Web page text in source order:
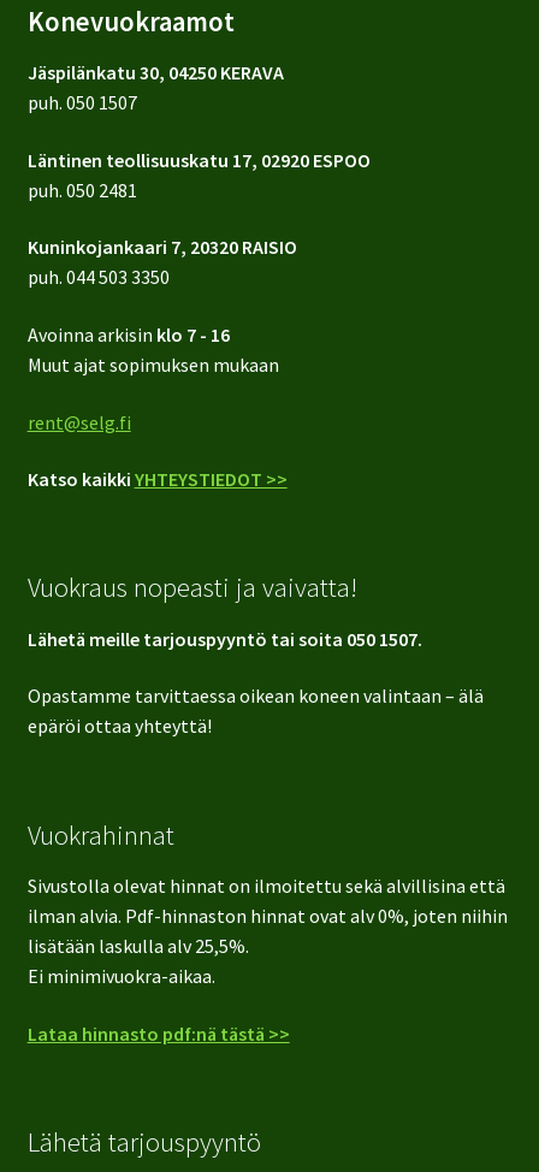
Konevuokraamot
Jäspilänkatu 30, 04250 KERAVA
puh. 050 1507
Läntinen teollisuuskatu 17, 02920 ESPOO
puh. 050 2481
Kuninkojankaari 7, 20320 RAISIO
puh. 044 503 3350
Avoinna arkisin klo 7 - 16
Muut ajat sopimuksen mukaan
rent@selg.fi
Katso kaikki YHTEYSTIEDOT >>
Vuokraus nopeasti ja vaivatta!
Lähetä meille tarjouspyyntö tai soita 050 1507.
Opastamme tarvittaessa oikean koneen valintaan – älä
epäröi ottaa yhteyttä!
Vuokrahinnat
Sivustolla olevat hinnat on ilmoitettu sekä alvillisina että
ilman alvia. Pdf-hinnaston hinnat ovat alv 0%, joten niihin
lisätään laskulla alv 25,5%.
Ei minimivuokra-aikaa.
Lataa hinnasto pdf:nä tästä >>
Lähetä tarjouspyyntö